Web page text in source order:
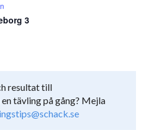
3
resultat till
tävling på gång? Mejla